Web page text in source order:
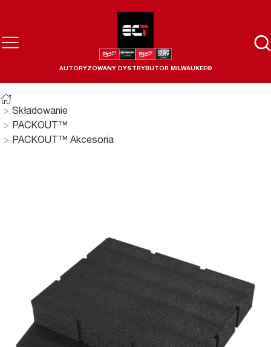
AUTORYZOWANY DYSTRYBUTOR MILWAUKEE®
Składowanie
PACKOUT™
PACKOUT™ Akcesoria